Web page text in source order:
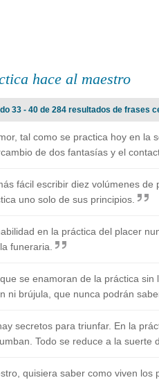
hace al maestro
33 - 40 de 284 resultados de frases
tal como se practica hoy en la
de dos fantasías y el
fácil escribir diez volúmenes de
uno solo de sus principios.
en la práctica del placer
funeraria.
se enamoran de la práctica
ni brújula, que nunca podrán
secretos para triunfar. En la
Todo se reduce a la suerte
quisiera saber como viven los